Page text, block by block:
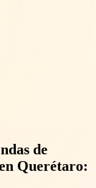
de
Querétaro: